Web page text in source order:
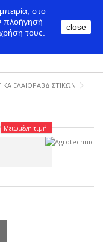
ΕΛΑΙΟΡΑΒΔΙΣΤΙΚΩΝ
Μειωμένη τιμή!
στο
πλοήγησή
τους.
close